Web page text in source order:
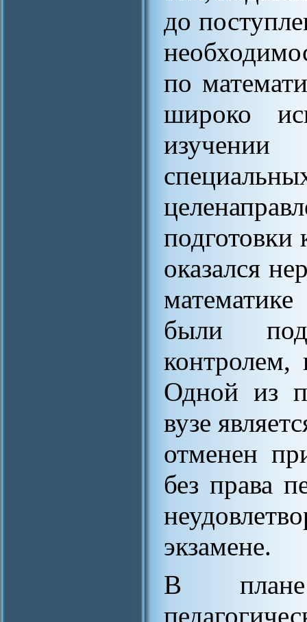
до
по
широко
подготовки
оказался
были
Одной из
вузе
отменен
без права
экзамене.
В плане